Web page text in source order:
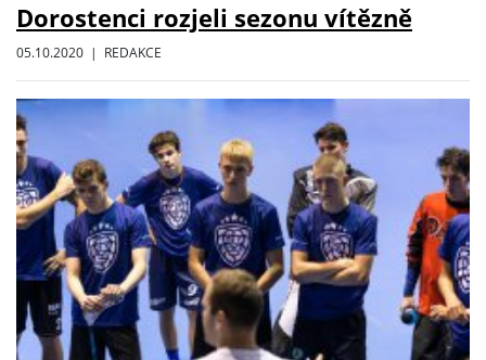
Dorostenci rozjeli sezonu vítězně
05.10.2020 | REDAKCE